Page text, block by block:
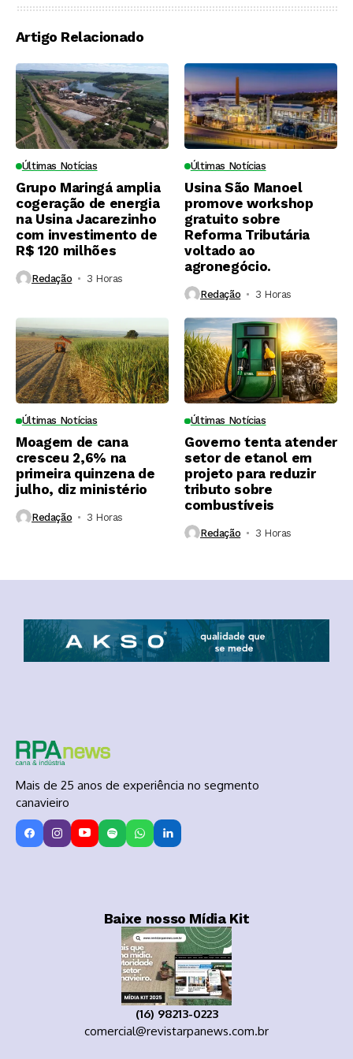
Artigo Relacionado
Últimas Notícias
Grupo Maringá amplia
cogeração de energia
na Usina Jacarezinho
com investimento de
R$ 120 milhões
Redação 3 Horas ⁮
Últimas Notícias
Usina São Manoel
promove workshop
gratuito sobre
Reforma Tributária
voltado ao
agronegócio.
Redação 3 Horas ⁮
Últimas Notícias
Moagem de cana
cresceu 2,6% na
primeira quinzena de
julho, diz ministério
Redação 3 Horas ⁮
Últimas Notícias
Governo tenta atender
setor de etanol em
projeto para reduzir
tributo sobre
combustíveis
Redação 3 Horas ⁮
Mais de 25 anos de experiência no segmento
canavieiro
Baixe nosso Mídia Kit
(16) 98213-0223
comercial@revistarpanews.com.br